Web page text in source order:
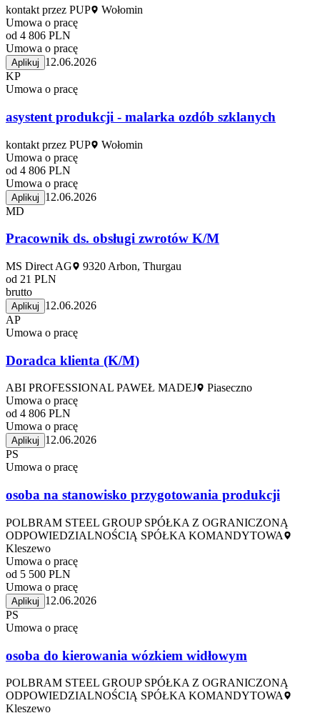
kontakt przez PUP
Wołomin
Umowa o pracę
od 4 806 PLN
Umowa o pracę
Aplikuj
12.06.2026
KP
Umowa o pracę
asystent produkcji - malarka ozdób szklanych
kontakt przez PUP
Wołomin
Umowa o pracę
od 4 806 PLN
Umowa o pracę
Aplikuj
12.06.2026
MD
Pracownik ds. obsługi zwrotów K/M
MS Direct AG
9320 Arbon, Thurgau
od 21 PLN
brutto
Aplikuj
12.06.2026
AP
Umowa o pracę
Doradca klienta (K/M)
ABI PROFESSIONAL PAWEŁ MADEJ
Piaseczno
Umowa o pracę
od 4 806 PLN
Umowa o pracę
Aplikuj
12.06.2026
PS
Umowa o pracę
osoba na stanowisko przygotowania produkcji
POLBRAM STEEL GROUP SPÓŁKA Z OGRANICZONĄ
ODPOWIEDZIALNOŚCIĄ SPÓŁKA KOMANDYTOWA
Kleszewo
Umowa o pracę
od 5 500 PLN
Umowa o pracę
Aplikuj
12.06.2026
PS
Umowa o pracę
osoba do kierowania wózkiem widłowym
POLBRAM STEEL GROUP SPÓŁKA Z OGRANICZONĄ
ODPOWIEDZIALNOŚCIĄ SPÓŁKA KOMANDYTOWA
Kleszewo